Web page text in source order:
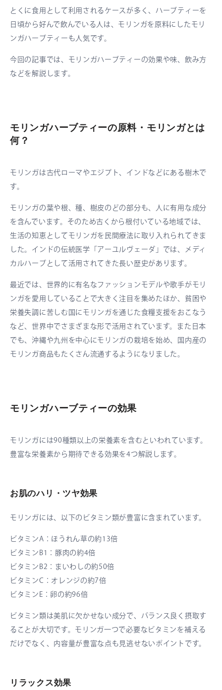
とくに食用として利用されるケースが多く、ハーブティーを
日頃から好んで飲んでいる人は、モリンガを原料にしたモリ
ンガハーブティーも人気です。
今回の記事では、モリンガハーブティーの効果や味、飲み方
などを解説します。
モリンガハーブティーの原料・モリンガとは
何？
モリンガは古代ローマやエジプト、インドなどにある樹木で
す。
モリンガの葉や根、種、樹皮のどの部分も、人に有用な成分
を含んでいます。そのため古くから根付いている地域では、
生活の知恵としてモリンガを民間療法に取り入れられてきま
した。インドの伝統医学「アーユルヴェーダ」では、メディ
カルハーブとして活用されてきた長い歴史があります。
最近では、世界的に有名なファッションモデルや歌手がモリ
ンガを愛用していることで大きく注目を集めたほか、貧困や
栄養失調に苦しむ国にモリンガを通じた食糧支援をおこなう
など、世界中でさまざまな形で活用されています。また日本
でも、沖縄や九州を中心にモリンガの栽培を始め、国内産の
モリンガ商品もたくさん流通するようになりました。
モリンガハーブティーの効果
モリンガには90種類以上の栄養素を含むといわれています。
豊富な栄養素から期待できる効果を4つ解説します。
お肌のハリ・ツヤ効果
モリンガには、以下のビタミン類が豊富に含まれています。
ビタミンA：ほうれん草の約13倍
ビタミンB1：豚肉の約4倍
ビタミンB2：まいわしの約50倍
ビタミンC：オレンジの約7倍
ビタミンE：卵の約96倍
ビタミン類は美肌に欠かせない成分で、バランス良く摂取す
ることが大切です。モリンガ一つで必要なビタミンを補える
だけでなく、内容量が豊富な点も見逃せないポイントです。
リラックス効果